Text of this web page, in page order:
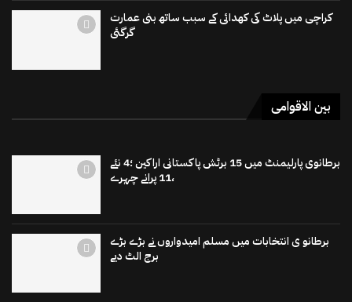
کراچی میں پلاٹ کی کھدائی کے سبب ساتھ بنی عمارت
گرگئی
بین الاقوامی
برطانوی پارلیمنٹ میں 15 برٹش پاکستانی اراکین ؛4 نئے
،11 پرانے چہرے
برطانو ی انتخابات میں مسلم امیدواروں نے بڑے بڑے
برج الٹ دیے